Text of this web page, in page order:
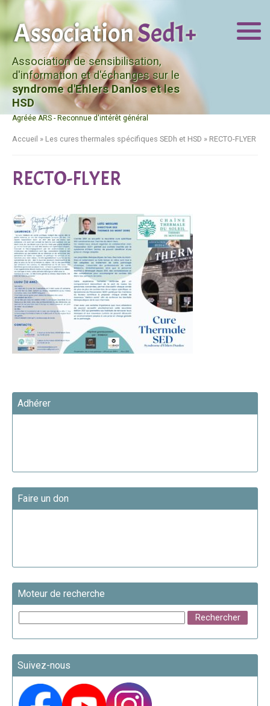
Association de sensibilisation,
d'information et d'échanges sur le
syndrome d'Ehlers Danlos et les
HSD
Agréée ARS - Reconnue d'intérêt général
Accueil » Les cures thermales spécifiques SEDh et HSD » RECTO-FLYER
RECTO-FLYER
Adhérer
Faire un don
Moteur de recherche
Suivez-nous